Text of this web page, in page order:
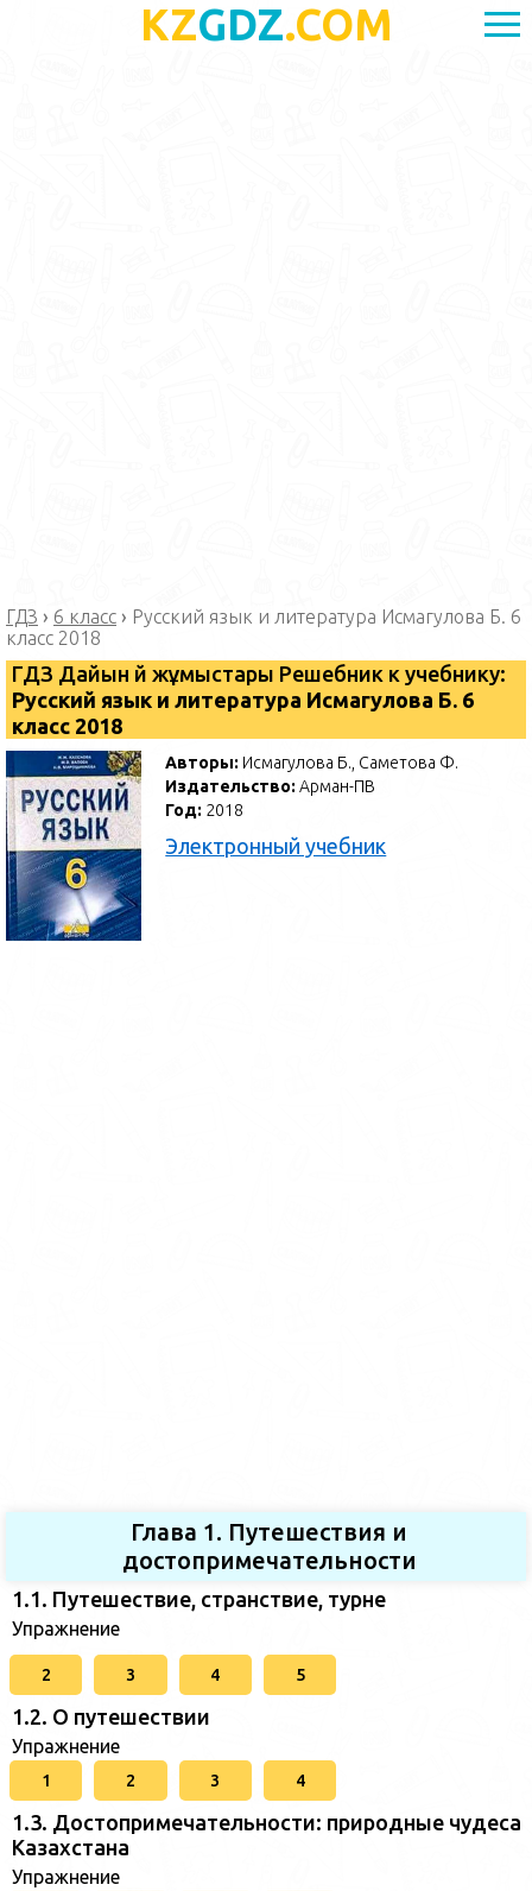
KZGDZ.COM
ГДЗ › 6 класс › Русский язык и литература Исмагулова Б. 6
класс 2018
ГДЗ Дайын үй жұмыстары Решебник к учебнику:
Русский язык и литература Исмагулова Б. 6
класс 2018
Авторы: Исмагулова Б., Саметова Ф.
Издательство:Арман-ПВ
Год: 2018
Электронный учебник
Глава 1. Путешествия и
достопримечательности
1.1. Путешествие, странствие, турне
Упражнение
2 3 4 5
1.2. О путешествии
Упражнение
1 2 3 4
1.3. Достопримечательности: природные чудеса
Казахстана
Упражнение